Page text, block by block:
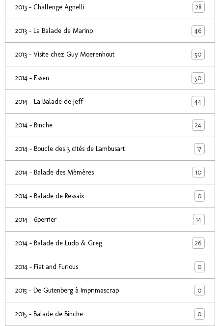
2013 - Challenge Agnelli 28
2013 - La Balade de Marino 46
2013 - Visite chez Guy Moerenhout 50
2014 - Essen 50
2014 - La Balade de Jeff 44
2014 - Binche 24
2014 - Boucle des 3 cités de Lambusart 17
2014 - Balade des Mèmères 10
2014 - Balade de Ressaix 0
2014 - 6perrier 14
2014 - Balade de Ludo & Greg 26
2014 - Fiat and Furious 0
2015 - De Gutenberg à Imprimascrap 0
2015 - Balade de Binche 0